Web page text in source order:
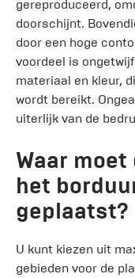
gereproduceerd,
doorschijnt.
door een hoge
voordeel is
materiaal en kleur,
wordt bereikt.
uiterlijk van de
Waar
het
geplaatst?
U kunt kiezen uit
gebieden voor de